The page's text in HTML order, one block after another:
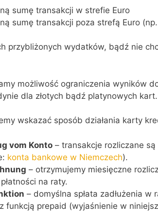
sumę transakcji w strefie Euro
sumę transakcji poza strefą Euro
przybliżonych wydatków, bądź nie
możliwość ograniczenia wyników
dla złotych bądź platynowych kart.
wskazać sposób działania karty
vom Konto – transakcje rozliczane
konta bankowe w Niemczech).
– otrzymujemy miesięczne
na raty.
– domyślna spłata zadłużenia w
funkcją prepaid (wyjaśnienie w